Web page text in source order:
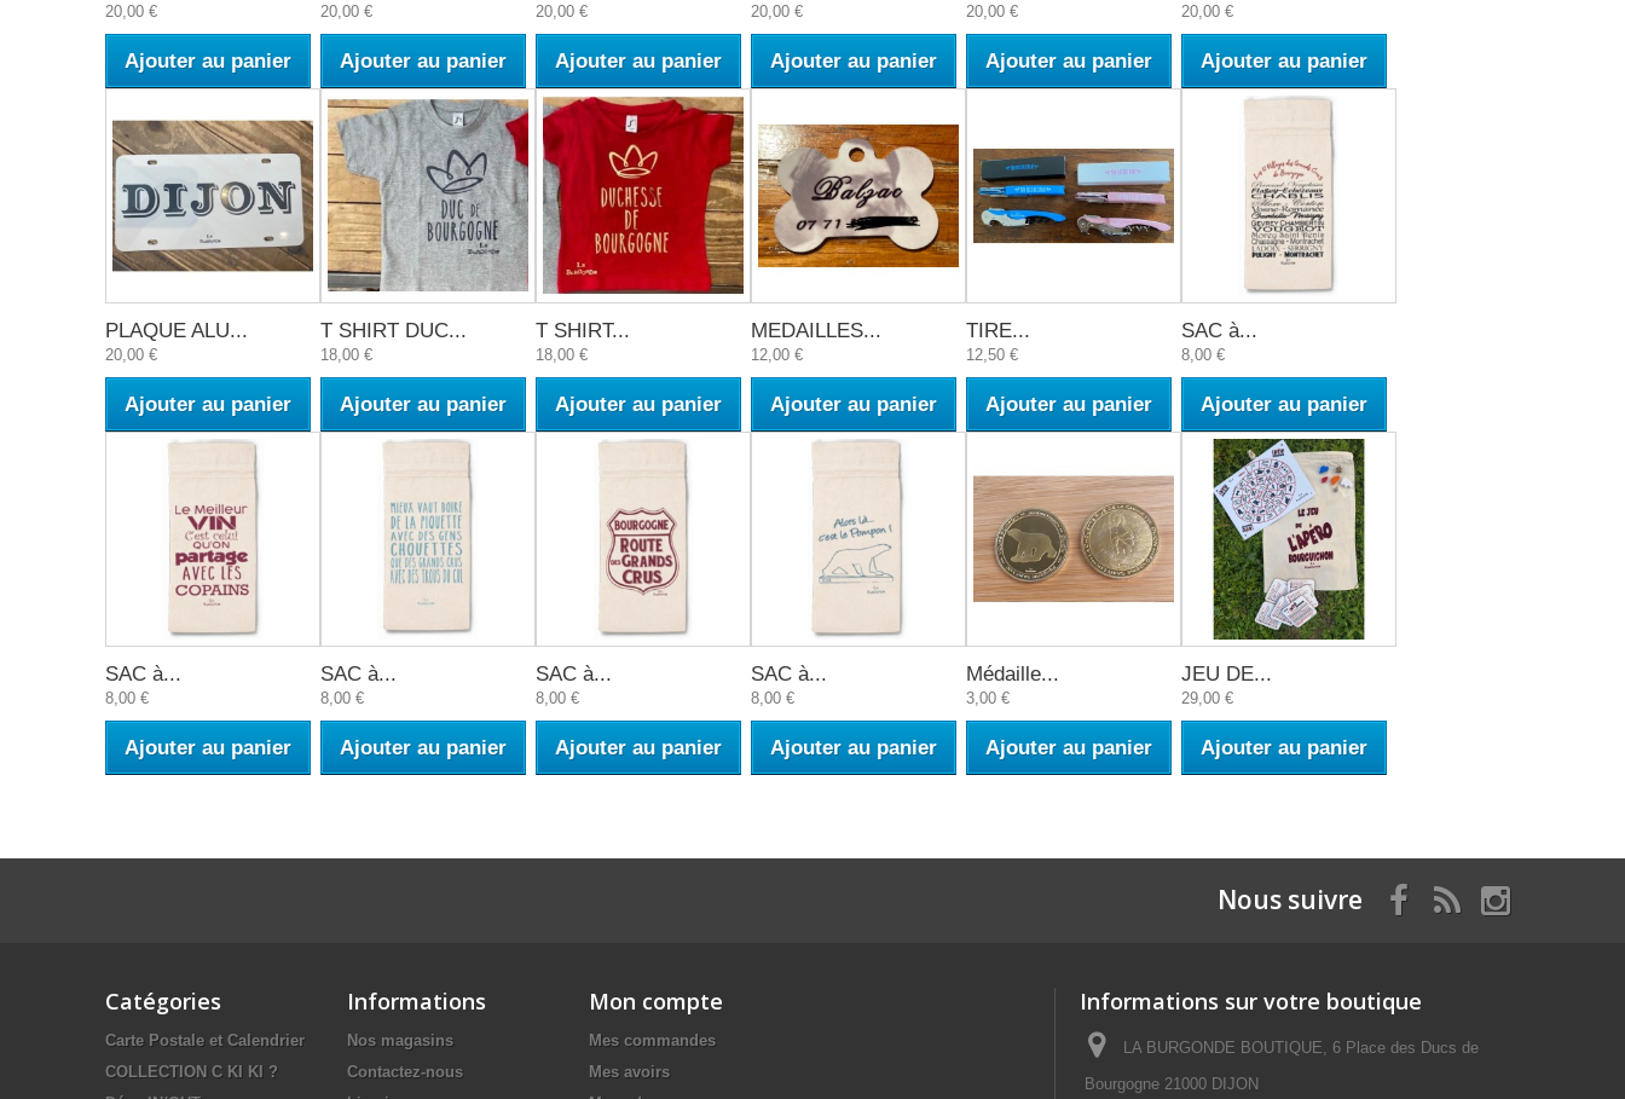
20,00 €
Ajouter au panier
20,00 €
Ajouter au panier
20,00 €
Ajouter au panier
20,00 €
Ajouter au panier
20,00 €
Ajouter au panier
20,00 €
Ajouter au panier
PLAQUE ALU...
20,00 €
Ajouter au panier
T SHIRT DUC...
18,00 €
Ajouter au panier
T SHIRT...
18,00 €
Ajouter au panier
MEDAILLES...
12,00 €
Ajouter au panier
TIRE...
12,50 €
Ajouter au panier
SAC à...
8,00 €
Ajouter au panier
SAC à...
8,00 €
Ajouter au panier
SAC à...
8,00 €
Ajouter au panier
SAC à...
8,00 €
Ajouter au panier
SAC à...
8,00 €
Ajouter au panier
Médaille...
3,00 €
Ajouter au panier
JEU DE...
29,00 €
Ajouter au panier
Nous suivre
Catégories
Carte Postale et Calendrier
COLLECTION C KI KI ?
Informations
Nos magasins
Contactez-nous
Mon compte
Mes commandes
Mes avoirs
Informations sur votre boutique
LA BURGONDE BOUTIQUE, 6 Place des Ducs de
Bourgogne 21000 DIJON